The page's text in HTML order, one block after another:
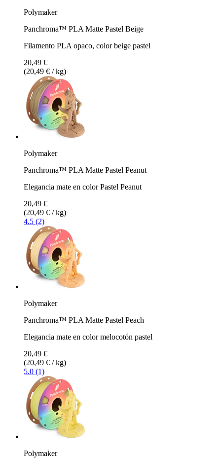
Polymaker
Panchroma™ PLA Matte Pastel Beige
Filamento PLA opaco, color beige pastel
20,49 €
(20,49 € / kg)
Polymaker
Panchroma™ PLA Matte Pastel Peanut
Elegancia mate en color Pastel Peanut
20,49 €
(20,49 € / kg)
4.5 (2)
Polymaker
Panchroma™ PLA Matte Pastel Peach
Elegancia mate en color melocotón pastel
20,49 €
(20,49 € / kg)
5.0 (1)
Polymaker